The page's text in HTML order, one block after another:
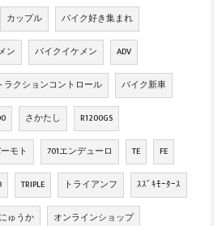
カップル バイク好き集まれ
ン バイクイケメン ADV
ラクションコントロール バイク新車
さかたし R1200GS
モト 701エンデューロ TE FE
TRIPLE トライアンフ ｽｽﾞｷﾓｰﾀｰｽ
にゅうか オンラインショップ